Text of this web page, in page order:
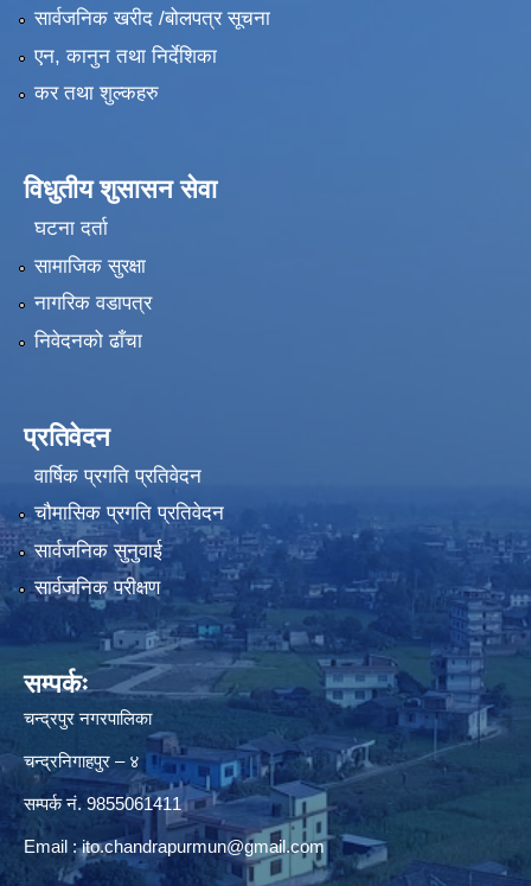
सार्वजनिक खरीद /बोलपत्र सूचना
एन, कानुन तथा निर्देशिका
कर तथा शुल्कहरु
विधुतीय शुसासन सेवा
घटना दर्ता
सामाजिक सुरक्षा
नागरिक वडापत्र
निवेदनको ढाँचा
प्रतिवेदन
वार्षिक प्रगति प्रतिवेदन
चौमासिक प्रगति प्रतिवेदन
सार्वजनिक सुनुवाई
सार्वजनिक परीक्षण
सम्पर्कः
चन्द्रपुर नगरपालिका
चन्द्रनिगाहपुर – ४
सम्पर्क नं. 9855061411
Email :ito.chandrapurmun@gmail.com